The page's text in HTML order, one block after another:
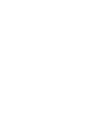
гида на